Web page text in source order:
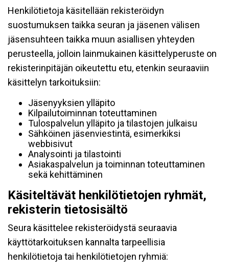
Henkilötietoja käsitellään rekisteröidyn
suostumuksen taikka seuran ja jäsenen välisen
jäsensuhteen taikka muun asiallisen yhteyden
perusteella, jolloin lainmukainen käsittelyperuste on
rekisterinpitäjän oikeutettu etu, etenkin seuraaviin
käsittelyn tarkoituksiin:
Jäsenyyksien ylläpito
Kilpailutoiminnan toteuttaminen
Tulospalvelun ylläpito ja tilastojen julkaisu
Sähköinen jäsenviestintä, esimerkiksi
webbisivut
Analysointi ja tilastointi
Asiakaspalvelun ja toiminnan toteuttaminen
sekä kehittäminen
Käsiteltävät henkilötietojen ryhmät,
rekisterin tietosisältö
Seura käsittelee rekisteröidystä seuraavia
käyttötarkoituksen kannalta tarpeellisia
henkilötietoja tai henkilötietojen ryhmiä: